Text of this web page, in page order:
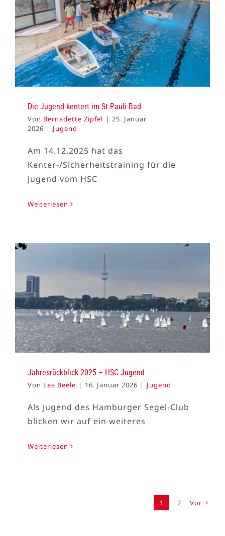
Die Jugend kentert im St.Pauli-Bad
Von Bernadette Zipfel | 25. Januar
2026 | Jugend
Am 14.12.2025 hat das
Kenter-/Sicherheitstraining für die
Jugend vom HSC
Weiterlesen
Jahresrückblick 2025 – HSC Jugend
Von Lea Beele | 16. Januar 2026 | Jugend
Als Jugend des Hamburger Segel-Club
blicken wir auf ein weiteres
Weiterlesen
1 2 Vor